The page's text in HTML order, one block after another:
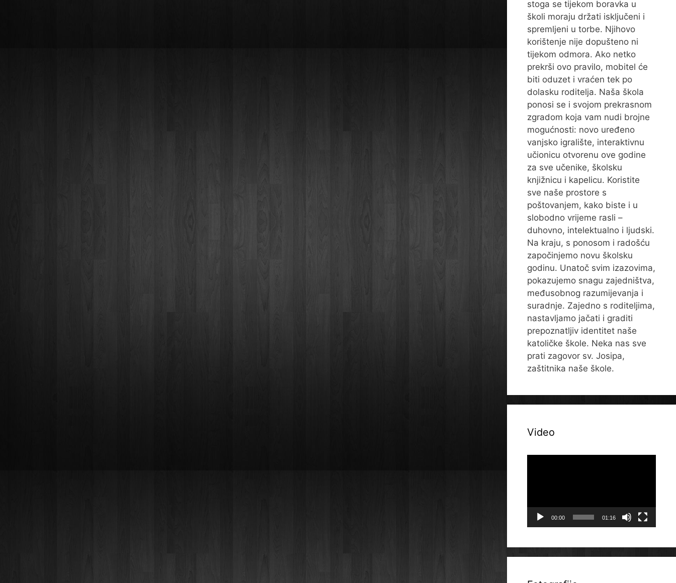
stoga se tijekom boravka u
školi moraju držati isključeni i
spremljeni u torbe. Njihovo
korištenje nije dopušteno ni
tijekom odmora. Ako netko
prekrši ovo pravilo, mobitel će
biti oduzet i vraćen tek po
dolasku roditelja. Naša škola
ponosi se i svojom prekrasnom
zgradom koja vam nudi brojne
mogućnosti: novo uređeno
vanjsko igralište, interaktivnu
učionicu otvorenu ove godine
za sve učenike, školsku
knjižnicu i kapelicu. Koristite
sve naše prostore s
poštovanjem, kako biste i u
slobodno vrijeme rasli –
duhovno, intelektualno i ljudski.
Na kraju, s ponosom i radošću
započinjemo novu školsku
godinu. Unatoč svim izazovima,
pokazujemo snagu zajedništva,
međusobnog razumijevanja i
suradnje. Zajedno s roditeljima,
nastavljamo jačati i graditi
prepoznatljiv identitet naše
katoličke škole. Neka nas sve
prati zagovor sv. Josipa,
zaštitnika naše škole.
Video
00:00 01:16